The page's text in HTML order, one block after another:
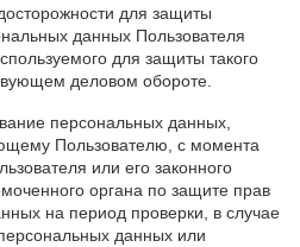
для защиты
данных Пользователя
для защиты такого
деловом обороте.
персональных данных,
Пользователю, с момента
или его законного
органа по защите прав
на период проверки, в случае
данных или